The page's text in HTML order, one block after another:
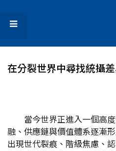
在分裂世界中尋找統攝
當今世界正進入一個高
融、供應鏈與價值體系逐漸
出現世代裂痕、階級焦慮、